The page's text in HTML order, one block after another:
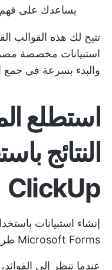
يساعدك على فهم
تتيح لك هذه القوالب
استبيانات مخصصة
والبدء بسرعة في جمع
استطلع
النتائج
ClickUp
إنشاء استبيانات
Microsoft Forms طريقة ممتازة لجمع الأفكار بسرعة.
عندما تنظر إلى